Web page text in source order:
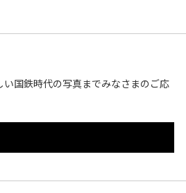
国鉄時代の写真までみなさまのご応